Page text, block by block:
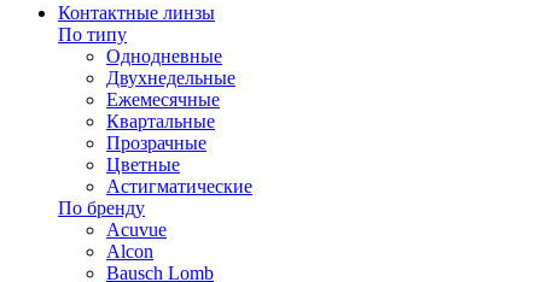
Контактные линзы
По типу
Однодневные
Двухнедельные
Ежемесячные
Квартальные
Прозрачные
Цветные
Астигматические
По бренду
Acuvue
Alcon
Bausch Lomb